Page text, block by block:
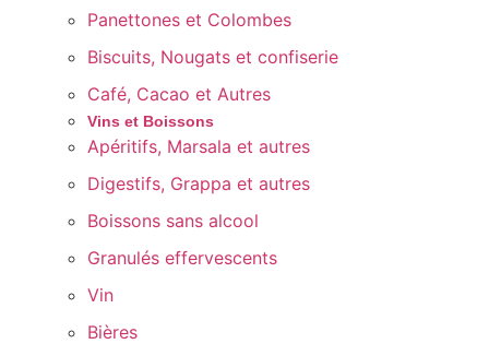
Panettones et Colombes
Biscuits, Nougats et confiserie
Café, Cacao et Autres
Vins et Boissons
Apéritifs, Marsala et autres
Digestifs, Grappa et autres
Boissons sans alcool
Granulés effervescents
Vin
Bières